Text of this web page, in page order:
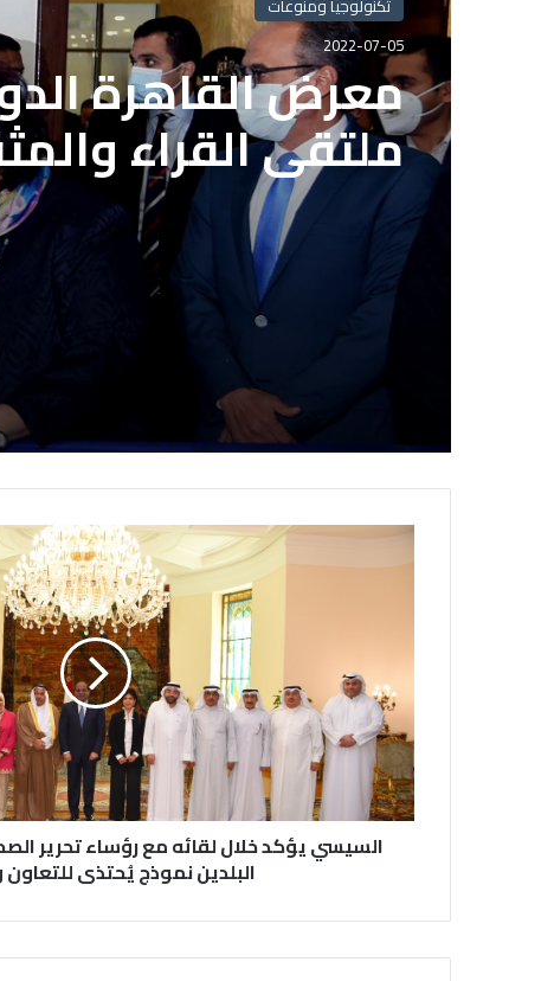
تكنولوجيا ومنوعات
2022-07-05
معرض القاهرة
ملتقى القراء
تكنولوجيا ومنوعات
2022-07-05
بعد انتهاء المدة
الاشتراك بمشروع
الصحفيين المصريين
السيسي يؤكد خلال لقائه مع رؤساء تحرير
البلدين نموذج يُحتذى للتعاون